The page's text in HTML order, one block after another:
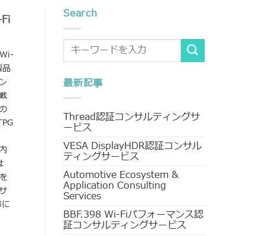
Search
最新記事
Thread認証コンサルティングサ
ービス
VESA DisplayHDR認証コンサル
ティングサービス
Automotive Ecosystem &
Application Consulting
Services
BBF.398 Wi-Fiパフォーマンス認
証コンサルティングサービス